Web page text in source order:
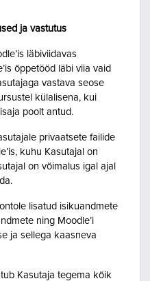
ja vastutus
läbiviidavas
õppetööd läbi viia vaid
vastava seose
külalisena, kui
poolt antud.
privaatsete failide
kuhu Kasutajal on
on võimalus igal ajal
lisatud isikuandmete
ning Moodle’i
ja sellega kaasneva
Kasutaja tegema kõik